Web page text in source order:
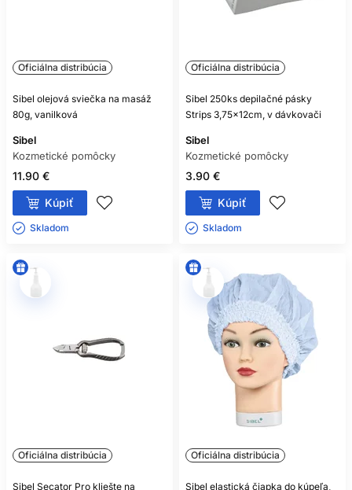
Oficiálna distribúcia
Sibel olejová sviečka na masáž
80g, vanilková
Sibel
Kozmetické pomôcky
11.90 €
Kúpiť
Skladom ㅤ
Oficiálna distribúcia
Sibel 250ks depilačné pásky
Strips 3,75x12cm, v dávkovači
Sibel
Kozmetické pomôcky
3.90 €
Kúpiť
Skladom ㅤ
Oficiálna distribúcia
Sibel Secator Pro kliešte na
Oficiálna distribúcia
Sibel elastická čiapka do kúpeľa,